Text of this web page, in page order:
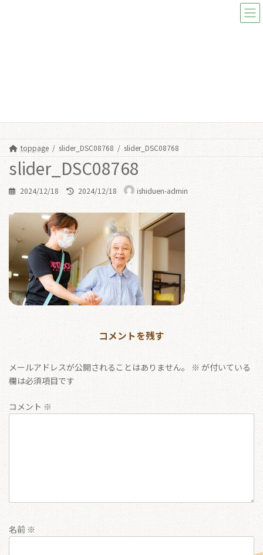
toppage slider_DSC08768 slider_DSC08768
slider_DSC08768
2024/12/18
最
新
日
時
2024/12/18 ishiduen-admin
コメントを残す
メールアドレスが公開されることはありません。 ※ が付いている
欄は必須項目です
コメント ※
名前 ※